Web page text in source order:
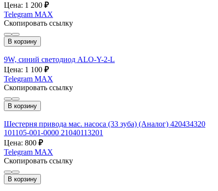
Цена: 1 200 ₽
Telegram MAX
Скопировать ссылку
В корзину
9W, синий светодиод ALO-Y-2-L
Цена: 1 100 ₽
Telegram MAX
Скопировать ссылку
В корзину
Шестерня привода мас. насоса (33 зуба) (Аналог) 420434320
101105-001-0000 21040113201
Цена: 800 ₽
Telegram MAX
Скопировать ссылку
В корзину